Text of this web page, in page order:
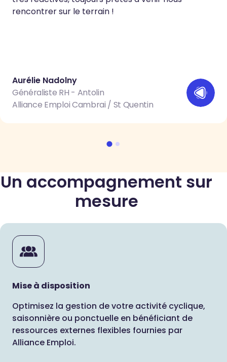
rencontrer sur le terrain !
Aurélie Nadolny
Généraliste RH - Antolin
Alliance Emploi Cambrai / St Quentin
Un accompagnement sur
mesure
Mise à disposition
Optimisez la gestion de votre activité cyclique,
saisonnière ou ponctuelle en bénéficiant de
ressources externes flexibles fournies par
Alliance Emploi.